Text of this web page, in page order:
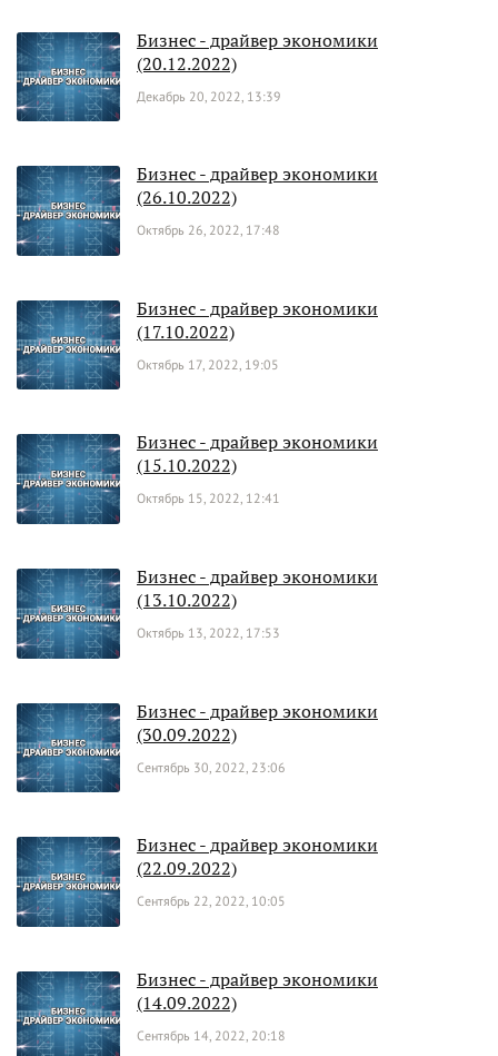
Бизнес - драйвер экономики
(20.12.2022)
Декабрь 20, 2022, 13:39
Бизнес - драйвер экономики
(26.10.2022)
Октябрь 26, 2022, 17:48
Бизнес - драйвер экономики
(17.10.2022)
Октябрь 17, 2022, 19:05
Бизнес - драйвер экономики
(15.10.2022)
Октябрь 15, 2022, 12:41
Бизнес - драйвер экономики
(13.10.2022)
Октябрь 13, 2022, 17:53
Бизнес - драйвер экономики
(30.09.2022)
Сентябрь 30, 2022, 23:06
Бизнес - драйвер экономики
(22.09.2022)
Сентябрь 22, 2022, 10:05
Бизнес - драйвер экономики
(14.09.2022)
Сентябрь 14, 2022, 20:18